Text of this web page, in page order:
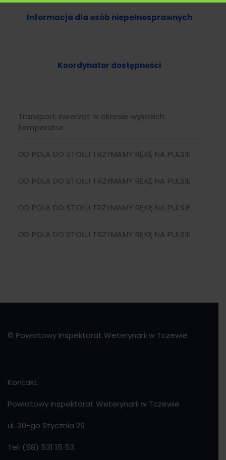
Informacja dla osób niepełnosprawnych
Koordynator dostępności
Transport zwierząt w okresie wysokich
temperatur
OD POLA DO STOŁU TRZYMAMY RĘKĘ NA PULSIE
OD POLA DO STOŁU TRZYMAMY RĘKĘ NA PULSIE
OD POLA DO STOŁU TRZYMAMY RĘKĘ NA PULSIE
OD POLA DO STOŁU TRZYMAMY RĘKĘ NA PULSIE
© Powiatowy Inspektorat Weterynarii w Tczewie
Kontakt:
Powiatowy Inspektorat Weterynarii w Tczewie
ul. 30-go Stycznia 29
Tel: (58) 531 15 53